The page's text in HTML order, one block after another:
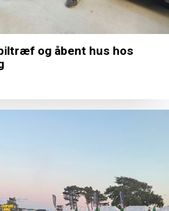
og åbent hus hos